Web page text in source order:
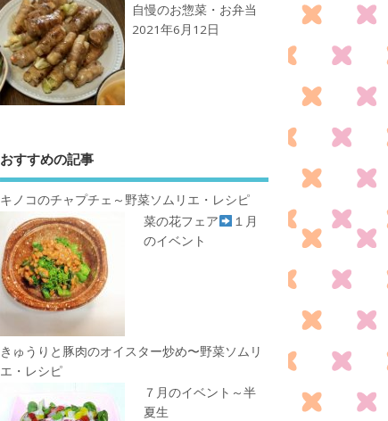
自慢のお惣菜・お弁当
2021年6月12日
おすすめの記事
キノコのチャプチェ～野菜ソムリエ・レシピ
菜の花フェア
１月
のイベント
きゅうりと豚肉のオイスター炒め〜野菜ソムリ
エ・レシピ
７月のイベント～半
夏生